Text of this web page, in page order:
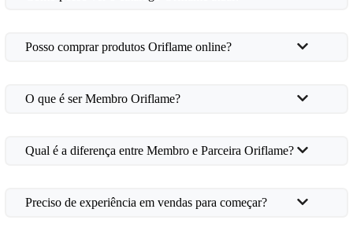
Posso comprar produtos Oriflame online?
O que é ser Membro Oriflame?
Qual é a diferença entre Membro e Parceira Oriflame?
Preciso de experiência em vendas para começar?